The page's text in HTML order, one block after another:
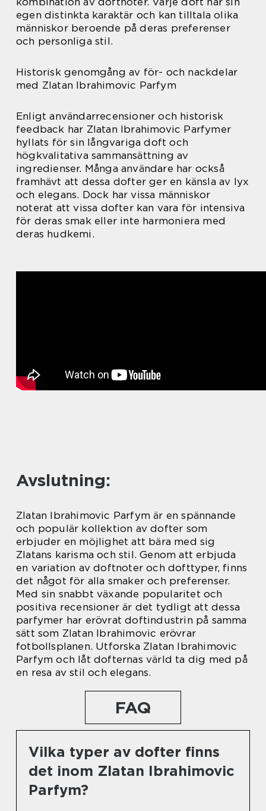
egen distinkta karaktär och kan tilltala olika
människor beroende på deras preferenser
och personliga stil.
Historisk genomgång av för- och nackdelar
med Zlatan Ibrahimovic Parfym
Enligt användarrecensioner och historisk
feedback har Zlatan Ibrahimovic Parfymer
hyllats för sin långvariga doft och
högkvalitativa sammansättning av
ingredienser. Många användare har också
framhävt att dessa dofter ger en känsla av lyx
och elegans. Dock har vissa människor
noterat att vissa dofter kan vara för intensiva
för deras smak eller inte harmoniera med
deras hudkemi.
Avslutning:
Zlatan Ibrahimovic Parfym är en spännande
och populär kollektion av dofter som
erbjuder en möjlighet att bära med sig
Zlatans karisma och stil. Genom att erbjuda
en variation av doftnoter och dofttyper, finns
det något för alla smaker och preferenser.
Med sin snabbt växande popularitet och
positiva recensioner är det tydligt att dessa
parfymer har erövrat doftindustrin på samma
sätt som Zlatan Ibrahimovic erövrar
fotbollsplanen. Utforska Zlatan Ibrahimovic
Parfym och låt dofternas värld ta dig med på
en resa av stil och elegans.
FAQ
Vilka typer av dofter finns
det inom Zlatan Ibrahimovic
Parfym?